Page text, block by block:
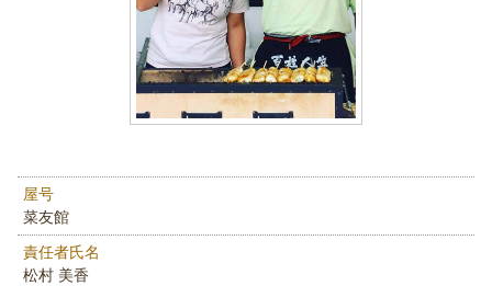
屋号
菜友館
責任者氏名
松村 美香